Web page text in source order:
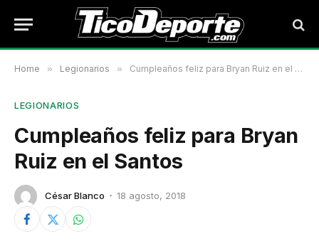
Home » Legionarios » Cumpleaños feliz para Bryan Ruiz en el Santos
LEGIONARIOS
Cumpleaños feliz para Bryan
Ruiz en el Santos
César Blanco 18 agosto, 2018